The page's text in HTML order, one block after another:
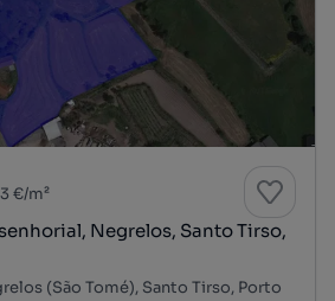
€/m²
Negrelos, Santo Tirso,
(São Tomé), Santo Tirso, Porto